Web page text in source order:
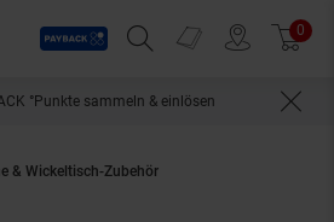
Payback
Suchfeld einblenden
Prospekte 0
°Punkte sammeln & einlösen
& Wickeltisch-Zubehör